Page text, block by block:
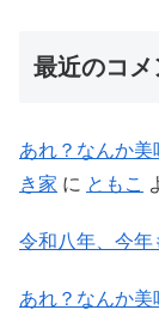
最近のコメ
あれ？なんか
き家 に ともこ
令和八年、今年
あれ？なんか